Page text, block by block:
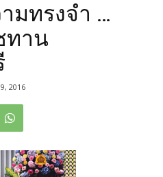
มทรงจำ …
ทาน
2016